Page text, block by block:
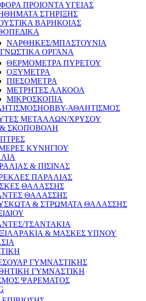
ΠΡΟΙΟΝΤΑ ΥΓΕΙΑΣ
ΣΤΗΡΙΞΗΣ
ΒΑΡΗΚΟΙΑΣ
ΝΑΡΘΗΚΕΣ/ΜΠΑΣΤΟΥΝΙΑ
ΟΡΓΑΝΑ
ΘΕΡΜΟΜΕΤΡΑ ΠΥΡΕΤΟΥ
ΟΞΥΜΕΤΡΑ
ΠΙΕΣΟΜΕΤΡΑ
ΜΕΤΡΗΤΕΣ ΑΛΚΟΟΛ
ΜΙΚΡΟΣΚΟΠΙΑ
HOBBY-ΑΘΛΗΤΙΣΜΟΣ
ΜΕΤΑΛΛΩΝ/ΧΡΥΣΟΥ
ΣΚΟΠΟΒΟΛΗ
ΚΥΝΗΓΙΟΥ
& ΠΙΣΙΝΑΣ
ΠΑΡΑΛΙΑΣ
ΘΑΛΑΣΣΗΣ
ΘΑΛΑΣΣΗΣ
& ΣΤΡΩΜΑΤΑ ΘΑΛΑΣΣΗΣ
ΤΣΑΝΤΑΚΙΑ
& ΜΑΣΚΕΣ ΥΠΝΟΥ
ΓΥΜΝΑΣΤΙΚΗΣ
ΓΥΜΝΑΣΤΙΚΗ
ΨΑΡΕΜΑΤΟΣ